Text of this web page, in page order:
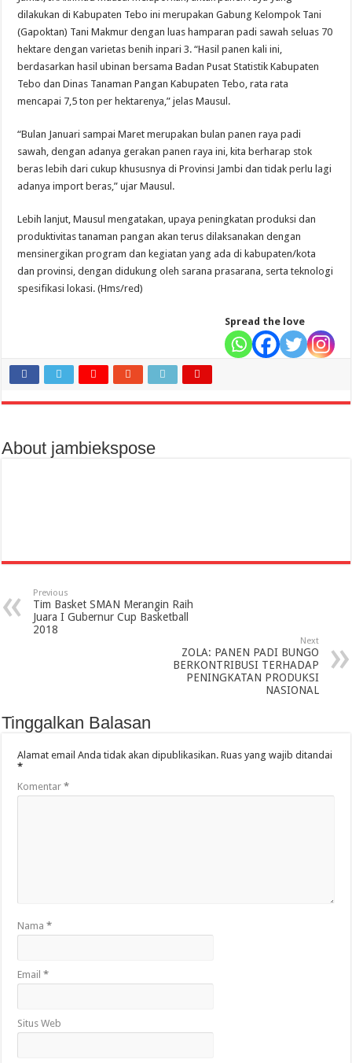
dilakukan di Kabupaten Tebo ini merupakan Gabung Kelompok Tani
(Gapoktan) Tani Makmur dengan luas hamparan padi sawah seluas 70
hektare dengan varietas benih inpari 3. “Hasil panen kali ini,
berdasarkan hasil ubinan bersama Badan Pusat Statistik Kabupaten
Tebo dan Dinas Tanaman Pangan Kabupaten Tebo, rata rata
mencapai 7,5 ton per hektarenya,” jelas Mausul.
“Bulan Januari sampai Maret merupakan bulan panen raya padi
sawah, dengan adanya gerakan panen raya ini, kita berharap stok
beras lebih dari cukup khususnya di Provinsi Jambi dan tidak perlu lagi
adanya import beras,” ujar Mausul.
Lebih lanjut, Mausul mengatakan, upaya peningkatan produksi dan
produktivitas tanaman pangan akan terus dilaksanakan dengan
mensinergikan program dan kegiatan yang ada di kabupaten/kota
dan provinsi, dengan didukung oleh sarana prasarana, serta teknologi
spesifikasi lokasi. (Hms/red)
Spread the love
About jambiekspose
Previous
Tim Basket SMAN Merangin Raih
Juara I Gubernur Cup Basketball
2018
Next
ZOLA: PANEN PADI BUNGO
BERKONTRIBUSI TERHADAP
PENINGKATAN PRODUKSI
NASIONAL
Tinggalkan Balasan
Alamat email Anda tidak akan dipublikasikan. Ruas yang wajib ditandai
*
Komentar*
Nama*
Email*
Situs Web